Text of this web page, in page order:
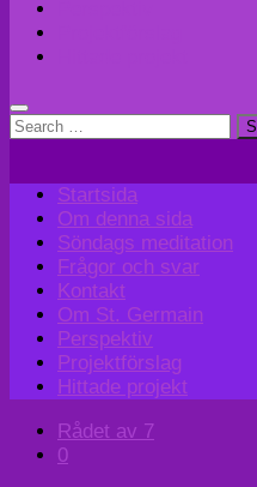
Search
Startsida
Om denna sida
Söndags meditation
Frågor och svar
Kontakt
Om St. Germain
Perspektiv
Projektförslag
Hittade projekt
Rådet av 7
0